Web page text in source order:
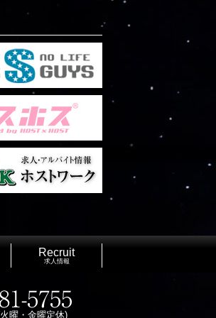
Recruit
求人情報
曜・金曜定休)